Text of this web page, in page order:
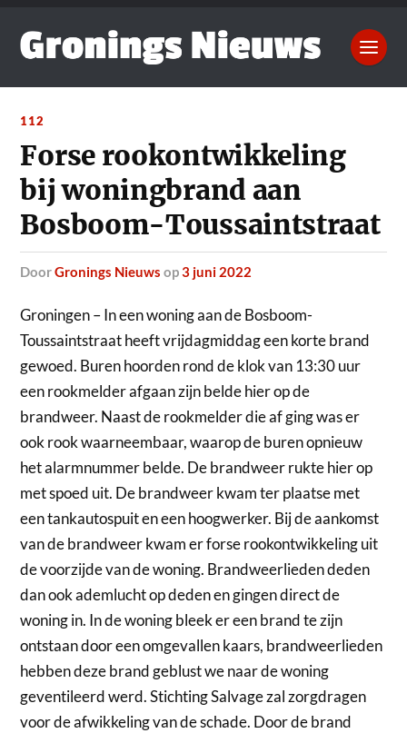
112
Forse rookontwikkeling
bij woningbrand aan
Bosboom-Toussaintstraat
doorGronings Nieuws op3 juni 2022
Groningen – In een woning aan de Bosboom-
Toussaintstraat heeft vrijdagmiddag een korte brand
gewoed. Buren hoorden rond de klok van 13:30 uur
een rookmelder afgaan zijn belde hier op de
brandweer. Naast de rookmelder die af ging was er
ook rook waarneembaar, waarop de buren opnieuw
het alarmnummer belde. De brandweer rukte hier op
met spoed uit. De brandweer kwam ter plaatse met
een tankautospuit en een hoogwerker. Bij de aankomst
van de brandweer kwam er forse rookontwikkeling uit
de voorzijde van de woning. Brandweerlieden deden
dan ook ademlucht op deden en gingen direct de
woning in. In de woning bleek er een brand te zijn
ontstaan door een omgevallen kaars, brandweerlieden
hebben deze brand geblust we naar de woning
geventileerd werd. Stichting Salvage zal zorgdragen
voor de afwikkeling van de schade. Door de brand